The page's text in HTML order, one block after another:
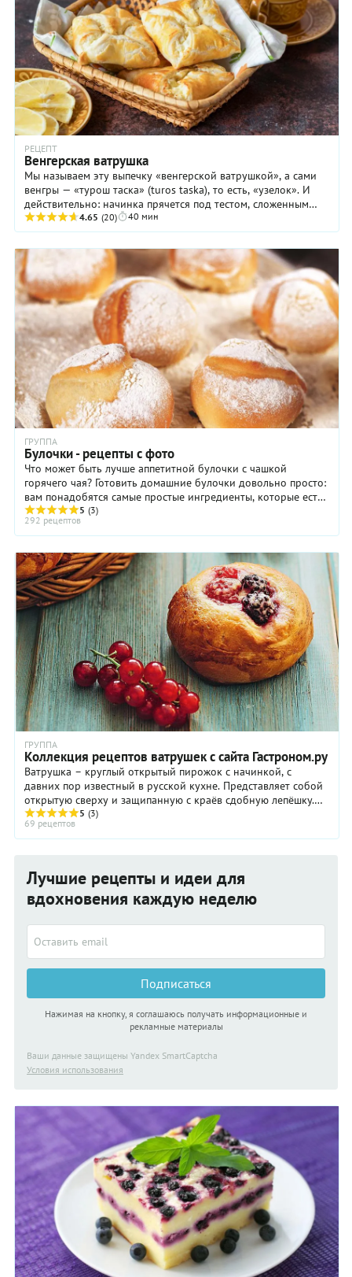
РЕЦЕПТ
Венгерская ватрушка
Мы называем эту выпечку «венгерской ватрушкой», а сами
венгры — «турош таска» (turos taska), то есть, «узелок». И
действительно: начинка прячется под тестом, сложенным
очень похожим образом. Ватрушки ...
4.65 (20) 40 мин
ГРУППА
Булочки - рецепты с фото
Что может быть лучше аппетитной булочки с чашкой
горячего чая? Готовить домашние булочки довольно просто:
вам понадобятся самые простые ингредиенты, которые есть
под рукой у любой хозяйки – мука, яйца ...
5 (3)
292 рецептов
ГРУППА
Коллекция рецептов ватрушек с сайта Гастроном.ру
Ватрушка – круглый открытый пирожок с начинкой, с
давних пор известный в русской кухне. Представляет собой
открытую сверху и защипанную с краёв сдобную лепёшку.
Как правило, в качестве начинки ...
5 (3)
69 рецептов
Лучшие рецепты и идеи для
вдохновения каждую неделю
Подписаться
Нажимая на кнопку, я соглашаюсь получать информационные и
рекламные материалы
Ваши данные защищены Yandex SmartCaptcha
Условия использования